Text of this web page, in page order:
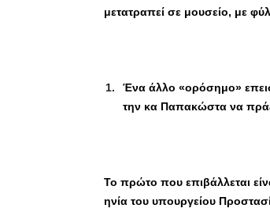
μετατραπεί σε μουσείο, με
Ένα άλλο «ορόσημο»
την κα Παπακώστα να
Το πρώτο που επιβάλλεται
ηνία του υπουργείου